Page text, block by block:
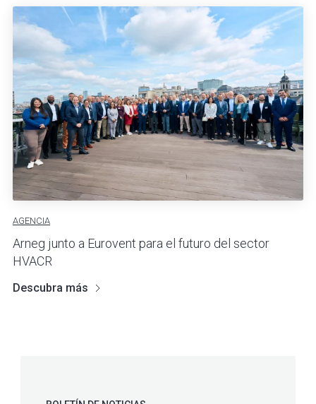
AGENCIA
Arneg junto a Eurovent para el futuro del sector
HVACR
Descubra más